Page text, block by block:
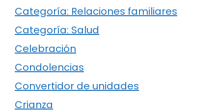
Categoría: Relaciones familiares
Categoría: Salud
Celebración
Condolencias
Convertidor de unidades
Crianza